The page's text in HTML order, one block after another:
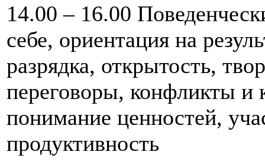
14.00 – 16.00
себе, ориентация на
разрядка, открытость,
переговоры, конфликты и
понимание ценностей,
продуктивность